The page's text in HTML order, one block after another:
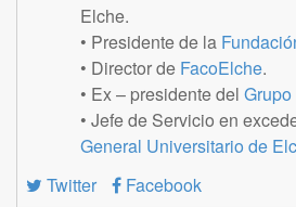
Elche.
• Presidente de la
• Director de FacoElche.
• Ex – presidente del
• Jefe de Servicio en
General Universitario de
Twitter
Facebook